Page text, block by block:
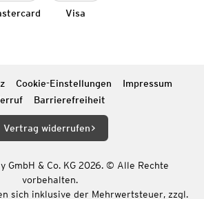
Visa
Cookie-Einstellungen
Impressum
Barrierefreiheit
Vertrag widerrufen
GmbH & Co. KG 2026. © Alle Rechte
vorbehalten.
sich inklusive der Mehrwertsteuer, zzgl.